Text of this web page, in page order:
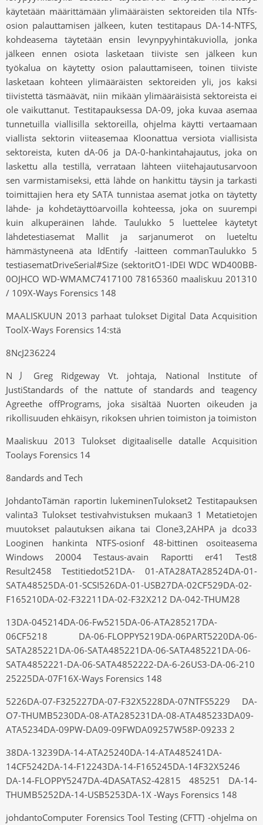
käytetään määrittämään ylimääräisten sektoreiden tila NTfs-
osion palauttamisen jälkeen, kuten testitapaus DA-14-NTFS,
kohdeasema täytetään ensin levynpyyhintäkuviolla, jonka
jälkeen ennen osiota lasketaan tiiviste sen jälkeen kun
työkalua on käytetty osion palauttamiseen, toinen tiiviste
lasketaan kohteen ylimääräisten sektoreiden yli, jos kaksi
tiivistettä täsmäävät, niin mikään ylimääräisistä sektoreista ei
ole vaikuttanut. Testitapauksessa DA-09, joka kuvaa asemaa
tunnetuilla viallisilla sektoreilla, ohjelma käytti vertaamaan
viallista sektorin viiteasemaa Kloonattua versiota viallisista
sektoreista, kuten dA-06 ja DA-0-hankintahajautus, joka on
laskettu alla testillä, verrataan lähteen viitehajautusarvoon
sen varmistamiseksi, että lähde on hankittu täysin ja tarkasti
toimittajien hera ety SATA tunnistaa asemat jotka on täytetty
lähde- ja kohdetäyttöarvoilla kohteessa, joka on suurempi
kuin alkuperäinen lähde. Taulukko 5 luettelee käytetyt
lähdetestiasemat Mallit ja sarjanumerot on lueteltu
hämmästyneenä ata IdEntify -laitteen commanTaulukko 5
testiasematDriveSerial#Size (sektoritO1-IDEI WDC WD400BB-
0OJHCO WD-WMAMC7417100 78165360 maaliskuu 201310
/ 109X-Ways Forensics 148
MAALISKUUN 2013 parhaat tulokset Digital Data Acquisition
ToolX-Ways Forensics 14:stä
8NcJ236224
N丿Greg Ridgeway Vt. johtaja, National Institute of
JustiStandards of the nattute of standards and teagency
Agreethe offPrograms, joka sisältää Nuorten oikeuden ja
rikollisuuden ehkäisyn, rikoksen uhrien toimiston ja toimiston
Maaliskuu 2013 Tulokset digitaaliselle datalle Acquisition
Toolays Forensics 14
8andards and Tech
JohdantoTämän raportin lukeminenTulokset2 Testitapauksen
valinta3 Tulokset testivahvistuksen mukaan3 1 Metatietojen
muutokset palautuksen aikana tai Clone3,2AHPA ja dco33
Looginen hankinta NTFS-osionf 48-bittinen osoiteasema
Windows 20004 Testaus-avain Raportti er41 Test8
Result2458 Testitiedot521DA- 01-ATA28ATA28524DA-01-
SATA48525DA-01-SCSI526DA-01-USB27DA-02CF529DA-02-
F165210DA-02-F32211DA-02-F32X212 DA-042-THUM28
13DA-045214DA-06-Fw5215DA-06-ATA285217DA-
06CF5218 DA-06-FLOPPY5219DA-06PART5220DA-06-
SATA285221DA-06-SATA485221DA-06-SATA485221DA-06-
SATA4852221-DA-06-SATA4852222-DA-6-26US3-DA-06-210
25225DA-07F16X-Ways Forensics 148
5226DA-07-F325227DA-07-F32X5228DA-07NTFS5229 DA-
O7-THUMB5230DA-08-ATA285231DA-08-ATA485233DA09-
ATA5234DA-09PW-DA09-09FWDA09257W58P-09233 2
38DA-13239DA-14-ATA25240DA-14-ATA485241DA-
14CF5242DA-14-F12243DA-14-F165245DA-14F32X5246
DA-14-FLOPPY5247DA-4DASATAS2-42815 485251 DA-14-
THUMB5252DA-14-USB5253DA-1X -Ways Forensics 148
johdantoComputer Forensics Tool Testing (CFTT) -ohjelma on